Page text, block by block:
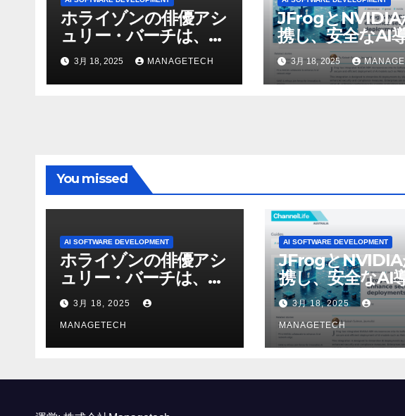
ホライゾンの俳優アシ
ュリー・バーチは、ソ
ニーのAIアロイのビデ
オを見て「ゲームパフ
ォーマンスという芸術
3月 18, 2025 MANAGETECH
JFrogとNVIDIA
携し、安全なAI
強化
3月 18, 2025
You missed
AI SOFTWARE DEVELOPMENT
ホライゾンの俳優アシ
ュリー・バーチは、ソ
ニーのAIアロイのビデ
オを見て「ゲームパフ
ォーマンスという芸術
形式に不安を感じた」
3月 18, 2025
MANAGETECH
AI SOFTWARE DEVELOPMENT
JFrogとNVIDIA
携し、安全なAI
強化
3月 18, 2025
MANAGETECH